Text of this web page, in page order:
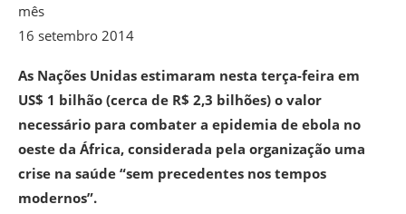
mês
16 setembro 2014
As Nações Unidas estimaram nesta terça-feira em
US$ 1 bilhão (cerca de R$ 2,3 bilhões) o valor
necessário para combater a epidemia de ebola no
oeste da África, considerada pela organização uma
crise na saúde “sem precedentes nos tempos
modernos”.